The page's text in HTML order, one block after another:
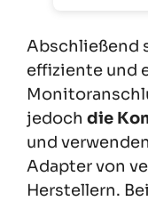
Abschließend
effiziente und
jedoch die
und
Adapter von
Herstellern.